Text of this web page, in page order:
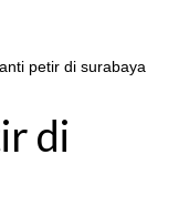
petir di surabaya
di